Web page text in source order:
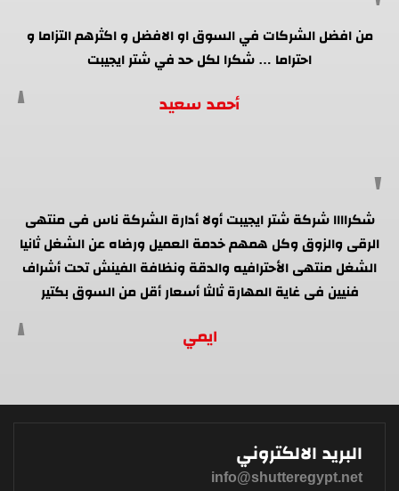
من افضل الشركات في السوق او الافضل و اكثرهم التزاما و
احتراما … شكرا لكل حد في شتر ايجيبت
أحمد سعيد
شكراااا شركة شتر ايجيبت أولا أدارة الشركة ناس فى منتهى
الرقى والزوق وكل همهم خدمة العميل ورضاه عن الشغل ثانيا
الشغل منتهى الأحترافيه والدقة ونظافة الفينش تحت أشراف
فنيين فى غاية المهارة ثالثا أسعار أقل من السوق بكتير
ايمي
البريد الالكتروني
info@shutteregypt.net